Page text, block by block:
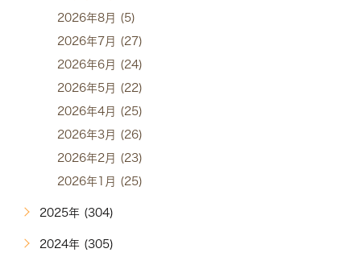
2026年8月 (5)
2026年7月 (27)
2026年6月 (24)
2026年5月 (22)
2026年4月 (25)
2026年3月 (26)
2026年2月 (23)
2026年1月 (25)
2025年 (304)
2024年 (305)